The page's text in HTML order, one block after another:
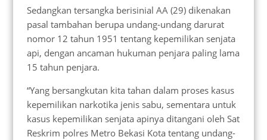
Sedangkan tersangka berisinial AA (29) dikenakan
pasal tambahan berupa undang-undang darurat
nomor 12 tahun 1951 tentang kepemilikan senjata
api, dengan ancaman hukuman penjara paling lama
15 tahun penjara.
“Yang bersangkutan kita tahan dalam proses kasus
kepemilikan narkotika jenis sabu, sementara untuk
kasus kepemilikan senjata apinya ditangani oleh Sat
Reskrim polres Metro Bekasi Kota tentang undang-